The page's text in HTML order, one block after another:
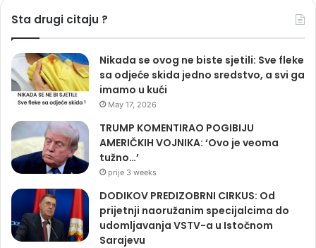
Sta drugi citaju ?
Nikada se ovog ne biste sjetili: Sve fleke
sa odjeće skida jedno sredstvo, a svi ga
imamo u kući
May 17, 2026
TRUMP KOMENTIRAO POGIBIJU
AMERIČKIH VOJNIKA: ‘Ovo je veoma
tužno…’
prije 3 weeks
DODIKOV PREDIZOBRNI CIRKUS: Od
prijetnji naoružanim specijalcima do
udomljavanja VSTV-a u Istočnom
Sarajevu